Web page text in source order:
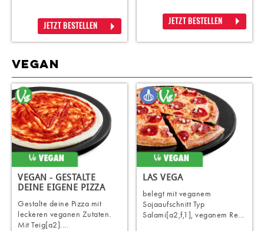
JETZT BESTELLEN JETZT BESTELLEN
VEGAN
VEGAN - GESTALTE
DEINE EIGENE PIZZA
Gestalte deine Pizza mit
leckeren veganen Zutaten.
Mit Teig[a2]....
LAS VEGA
belegt mit veganem
Sojaaufschnitt Typ
Salami[a2,f,1], veganem Re...